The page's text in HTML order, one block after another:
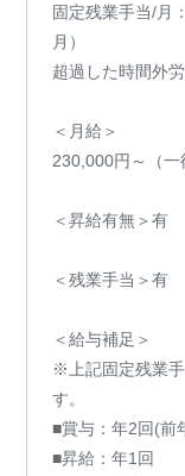
固定残業手当/月
月）
超過した時間外
＜月給＞
230,000円～（一
＜昇給有無＞有
＜残業手当＞有
＜給与補足＞
※上記固定残業
す。
■賞与：年2回(前
■昇給：年1回